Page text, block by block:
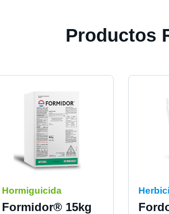
Productos
Hormiguicida
Formidor® 15kg